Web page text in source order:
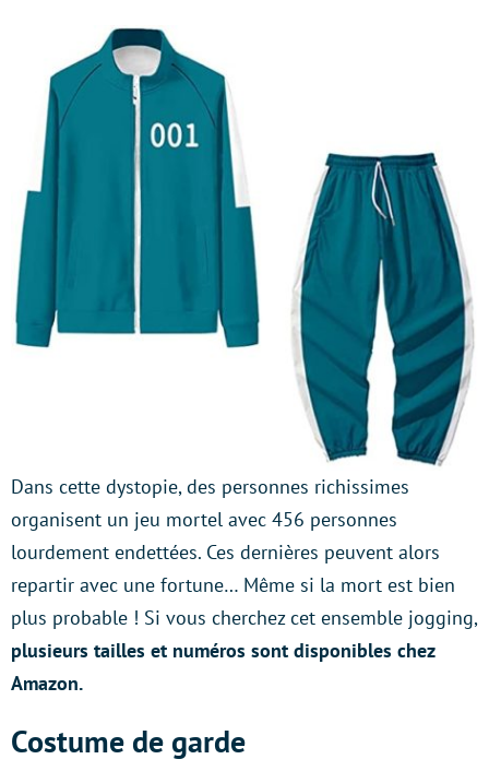
Dans cette dystopie, des personnes richissimes
organisent un jeu mortel avec 456 personnes
lourdement endettées. Ces dernières peuvent alors
repartir avec une fortune… Même si la mort est bien
plus probable ! Si vous cherchez cet ensemble jogging,
plusieurs tailles et numéros sont disponibles chez
Amazon.
Costume de garde